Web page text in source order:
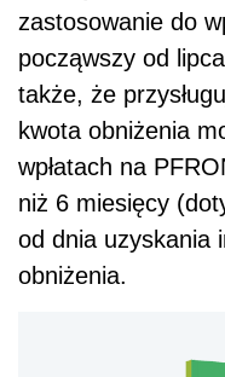
zastosowanie do
począwszy od
także, że
kwota obniżenia
wpłatach na
niż 6 miesięcy
od dnia uzyskania
obniżenia.